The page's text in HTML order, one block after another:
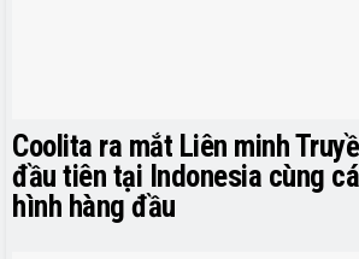
Coolita ra mắt Liên minh
đầu tiên tại Indonesia cùng
hình hàng đầu